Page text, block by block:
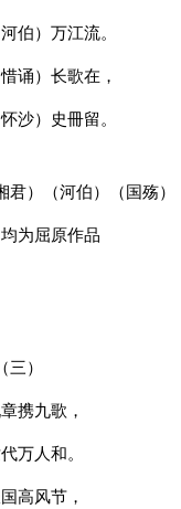
伯）万江流。
诵）长歌在，
沙）史冊留。
）（河伯）（国殇）
均为屈原作品
（三）
携九歌，
万人和。
高风节，